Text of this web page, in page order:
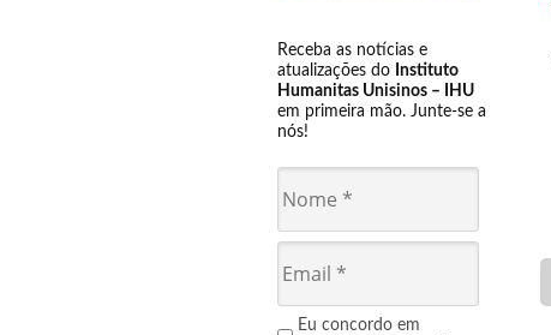
Receba as notícias e
atualizações do Instituto
Humanitas Unisinos – IHU
em primeira mão. Junte-se a
nós!
Eu concordo em